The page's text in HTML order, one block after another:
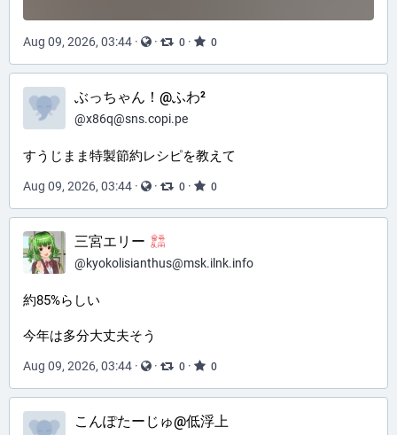
Aug 09, 2026, 03:44 · · 0 · 0
ぶっちゃん！@ふわ²
@x86q@sns.copi.pe
すうじまま特製節約レシピを教えて
Aug 09, 2026, 03:44 · · 0 · 0
三宮エリー
@kyokolisianthus@msk.ilnk.info
約85%らしい
今年は多分大丈夫そう
Aug 09, 2026, 03:44 · · 0 · 0
こんぽたーじゅ@低浮上